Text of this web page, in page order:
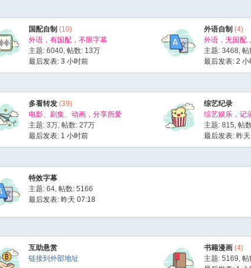
国配自制 (10)
外语，有国配，不限字幕
主题: 6040, 帖数: 13万
最后发表: 3 小时前
外语自制 (4)
外语，无国配
主题: 3468, 帖
最后发表: 2 小
多看转发 (39)
电影、剧集、动画，分享所爱
主题: 3万, 帖数: 27万
最后发表: 1 小时前
综艺纪录
综艺娱乐，记
主题: 815, 帖
最后发表: 昨
特效字幕
主题: 64, 帖数: 5166
最后发表: 昨天 07:18
互助悬赏
链接到外部地址
书籍漫画 (4)
主题: 5169, 帖